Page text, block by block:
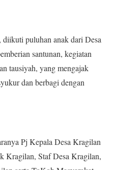
puluhan anak dari Desa
santunan, kegiatan
tausiyah, yang mengajak
dan berbagi dengan
Pj Kepala Desa Kragilan
Kragilan, Staf Desa Kragilan,